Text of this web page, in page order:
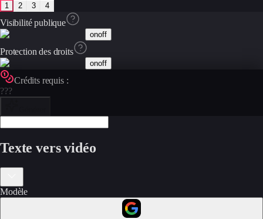
1 2 3 4
Visibilité publique
onoff
Protection des droits
onoff
Crédits requis :
???
Texte vers vidéo
Modèle